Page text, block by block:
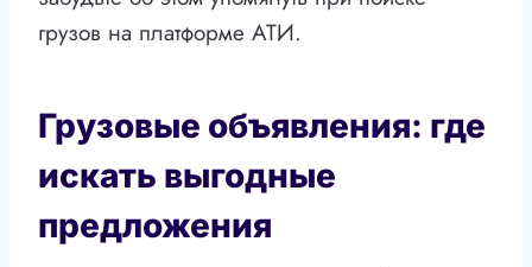
грузов на платформе АТИ.
Грузовые объявления: где
искать выгодные
предложения